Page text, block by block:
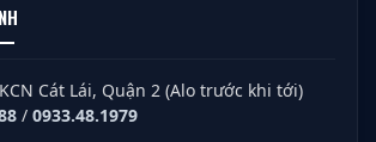
Cát Lái, Quận 2 (Alo trước khi tới)
/ 0933.48.1979